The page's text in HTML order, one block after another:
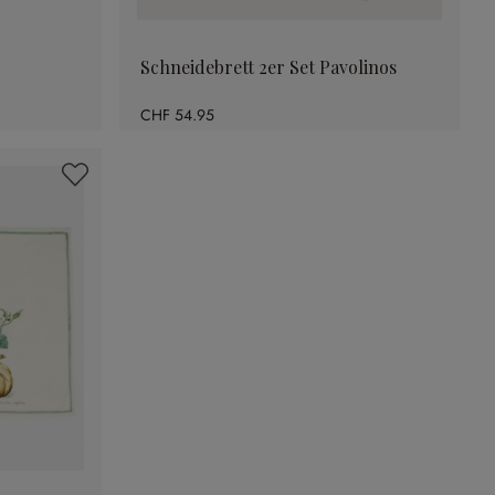
Schneidebrett 2er Set Pavolinos
CHF 54.95